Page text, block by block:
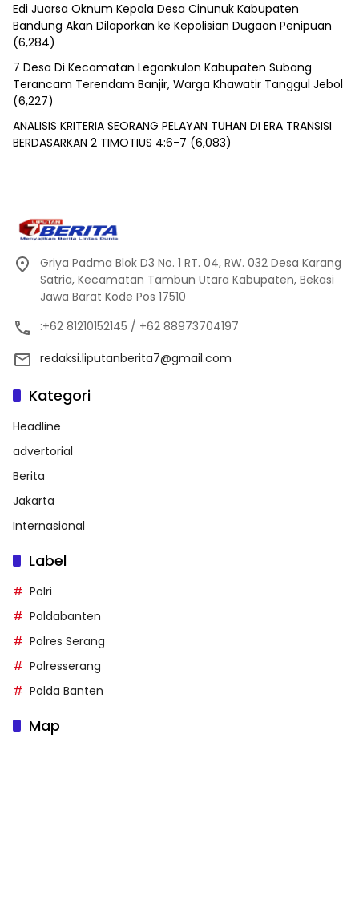
Edi Juarsa Oknum Kepala Desa Cinunuk Kabupaten
Bandung Akan Dilaporkan ke Kepolisian Dugaan Penipuan
(6,284)
7 Desa Di Kecamatan Legonkulon Kabupaten Subang
Terancam Terendam Banjir, Warga Khawatir Tanggul Jebol
(6,227)
ANALISIS KRITERIA SEORANG PELAYAN TUHAN DI ERA TRANSISI
BERDASARKAN 2 TIMOTIUS 4:6-7 (6,083)
Griya Padma Blok D3 No. 1 RT. 04, RW. 032 Desa Karang
Satria, Kecamatan Tambun Utara Kabupaten, Bekasi
Jawa Barat Kode Pos 17510
:+62 81210152145 / +62 88973704197
redaksi.liputanberita7@gmail.com
Kategori
Headline
advertorial
Berita
Jakarta
Internasional
Label
Polri
Poldabanten
Polres Serang
Polresserang
Polda Banten
Map